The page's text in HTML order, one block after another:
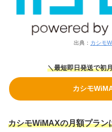
出典： カシモ
＼最短即日発送で初
カシモ
カシモWiMAXの月額プラン